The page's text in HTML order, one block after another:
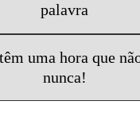
palavra
uma hora que
nunca!